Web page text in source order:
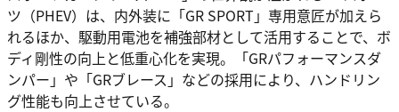
ツ（PHEV）は、内外装に「GR SPORT」専用意匠が加えら
れるほか、駆動用電池を補強部材として活用することで、ボ
ディ剛性の向上と低重心化を実現。「GRパフォーマンスダ
ンパー」や「GRブレース」などの採用により、ハンドリン
グ性能も向上させている。